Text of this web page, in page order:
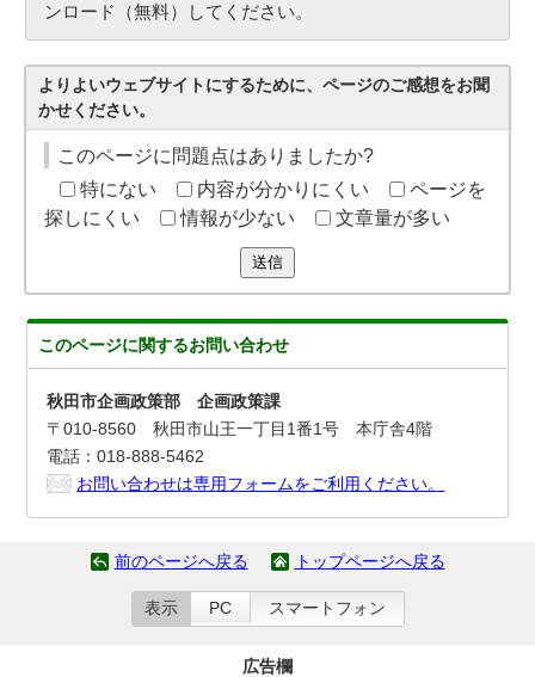
ンロード（無料）してください。
よりよいウェブサイトにするために、ページのご感想をお聞
かせください。
このページに問題点はありましたか?
特にない
内容が分かりにくい
ページを
探しにくい
情報が少ない 文章量が多い
送信
このページに関するお問い合わせ
秋田市企画政策部 企画政策課
〒010-8560 秋田市山王一丁目1番1号 本庁舎4階
電話：018-888-5462
お問い合わせは専用フォームをご利用ください。
前のページへ戻る トップページへ戻る
表示 PC スマートフォン
広告欄